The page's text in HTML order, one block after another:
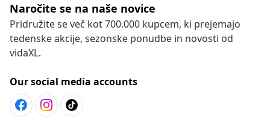
Naročite se na naše novice
Pridružite se več kot 700.000 kupcem, ki prejemajo
tedenske akcije, sezonske ponudbe in novosti od
vidaXL.
Our social media accounts